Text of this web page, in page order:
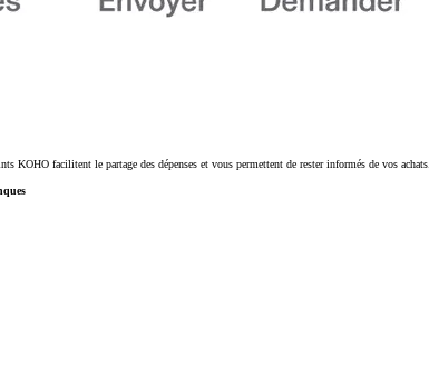
KOHO facilitent le partage des dépenses et vous permettent de rester informés de vos achats.